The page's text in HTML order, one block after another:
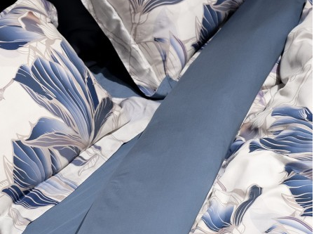
Характеристики
Отзывы0
Размер
280/270
Высота
270 м
Ширина
280 м
Материал
100% тенсель
Категория
Простыни